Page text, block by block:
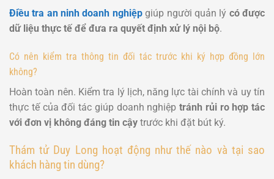
Điều tra an ninh doanh nghiệpgiúp người quản lý có được
dữ liệu thực tế để đưa ra quyết định xử lý nội bộ.
Có nên kiểm tra thông tin đối tác trước khi ký hợp đồng lớn
không?
Hoàn toàn nên. Kiểm tra lý lịch, năng lực tài chính và uy tín
thực tế của đối tác giúp doanh nghiệp tránh rủi ro hợp tác
với đơn vị không đáng tin cậy trước khi đặt bút ký.
Thám tử Duy Long hoạt động như thế nào và tại sao
khách hàng tin dùng?